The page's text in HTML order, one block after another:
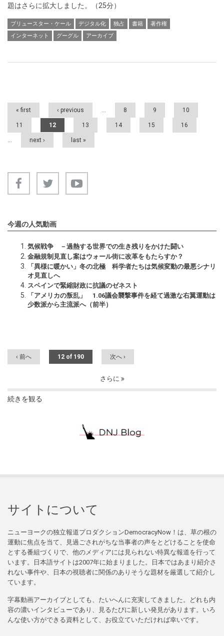
題はさらに拡大しました。（25分）
ブリュースター・ケール デジタル化 独占 書籍
著作権
インターネット
グーグル アーカイブ
Pages
« first ‹ previous … 8 9 10
11 12 13 14 15 16
… next › last »
今週の人気動画
気候戦争 －過熱する世界での生き残りをかけた闘い
金融規制見直し案はウォール街に改革をもたらすか？
「異様に暖かい」冬の北極 科学者たちは気候変動の最悪シナリ
オ見直しへ
スペインで緊縮財政に抗議のゼネスト
「アメリカの叛乱」 1.06議会襲撃事件を経て過激な右翼運動は
少数派から主流派へ（前半）
‹ 前へ 12 of 190 次へ ›
さらに
続きを観る
サイトについて
ニューヨークの独立報道プロダクションDemocracyNow！は、草の根の
運動に焦点を当て、見過ごされがちな当事者の声をとどけることを使命
とする番組づくりで、他のメディアには見られない特異な報道を行って
います。日本語サイトは2007年に始まりました。日本ではあまり紹介さ
れない事件や、日本の視聴者に関係のありそうな題材を厳選して紹介し
ています。
字幕動画アーカイブとしても、たいへんに充実してきました。どれも内
容の濃いインタビューであり、見るたびに新しい発見があります。いろ
んな使い方ができる資料として、お役立ていただければ幸いです。